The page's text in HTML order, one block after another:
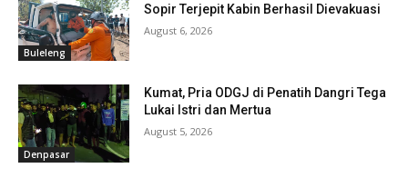
Buleleng
Sopir Terjepit Kabin Berhasil Dievakuasi
August 6, 2026
Denpasar
Kumat, Pria ODGJ di Penatih Dangri Tega
Lukai Istri dan Mertua
August 5, 2026